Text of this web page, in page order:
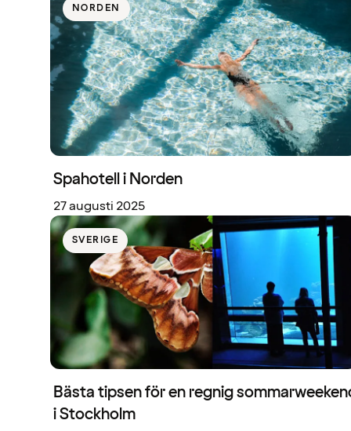
NORDEN
Spahotell i Norden
27 augusti 2025
SVERIGE
Bästa tipsen för en regnig
i Stockholm